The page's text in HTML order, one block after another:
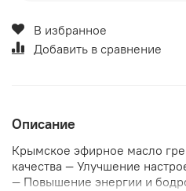
В избранное
Добавить в сравнение
Описание
Крымское эфирное масло
качества — Улучшение
— Повышение энергии и